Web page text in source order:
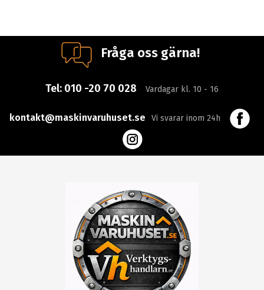
Fråga oss gärna!
Tel: 010 -20 70 028 Vardagar kl. 10 - 16
kontakt@maskinvaruhuset.se Vi svarar inom 24h